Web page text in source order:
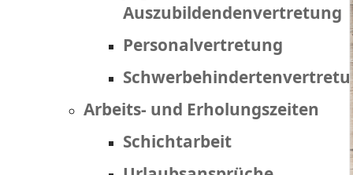
Auszubildendenvertretung
Personalvertretung
Arbeits- und Erholungszeiten
Schichtarbeit